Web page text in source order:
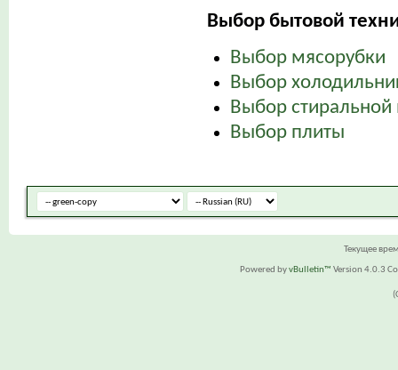
Выбор бытовой
Выбор мясорубки
Выбор
Выбор
Выбор плиты
Текущее
Powered byvBulletin™ Version 4.0.3